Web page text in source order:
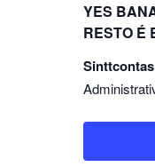
YES
RESTO É
Sinttcontas